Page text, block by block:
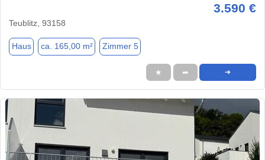
3.590 €
Teublitz, 93158
Haus ca. 165,00 m² Zimmer 5
★ ➦ ➜